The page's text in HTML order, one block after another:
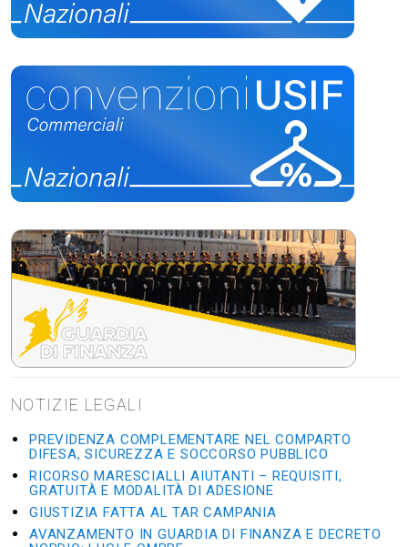
NOTIZIE LEGALI
PREVIDENZA COMPLEMENTARE NEL COMPARTO
DIFESA, SICUREZZA E SOCCORSO PUBBLICO
RICORSO MARESCIALLI AIUTANTI – REQUISITI,
GRATUITÀ E MODALITÀ DI ADESIONE
GIUSTIZIA FATTA AL TAR CAMPANIA
AVANZAMENTO IN GUARDIA DI FINANZA E DECRETO